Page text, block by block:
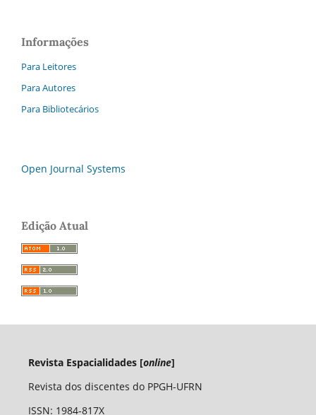
Informações
Para Leitores
Para Autores
Para Bibliotecários
Open Journal Systems
Edição Atual
Revista Espacialidades [online]
Revista dos discentes do PPGH-UFRN
ISSN: 1984-817X